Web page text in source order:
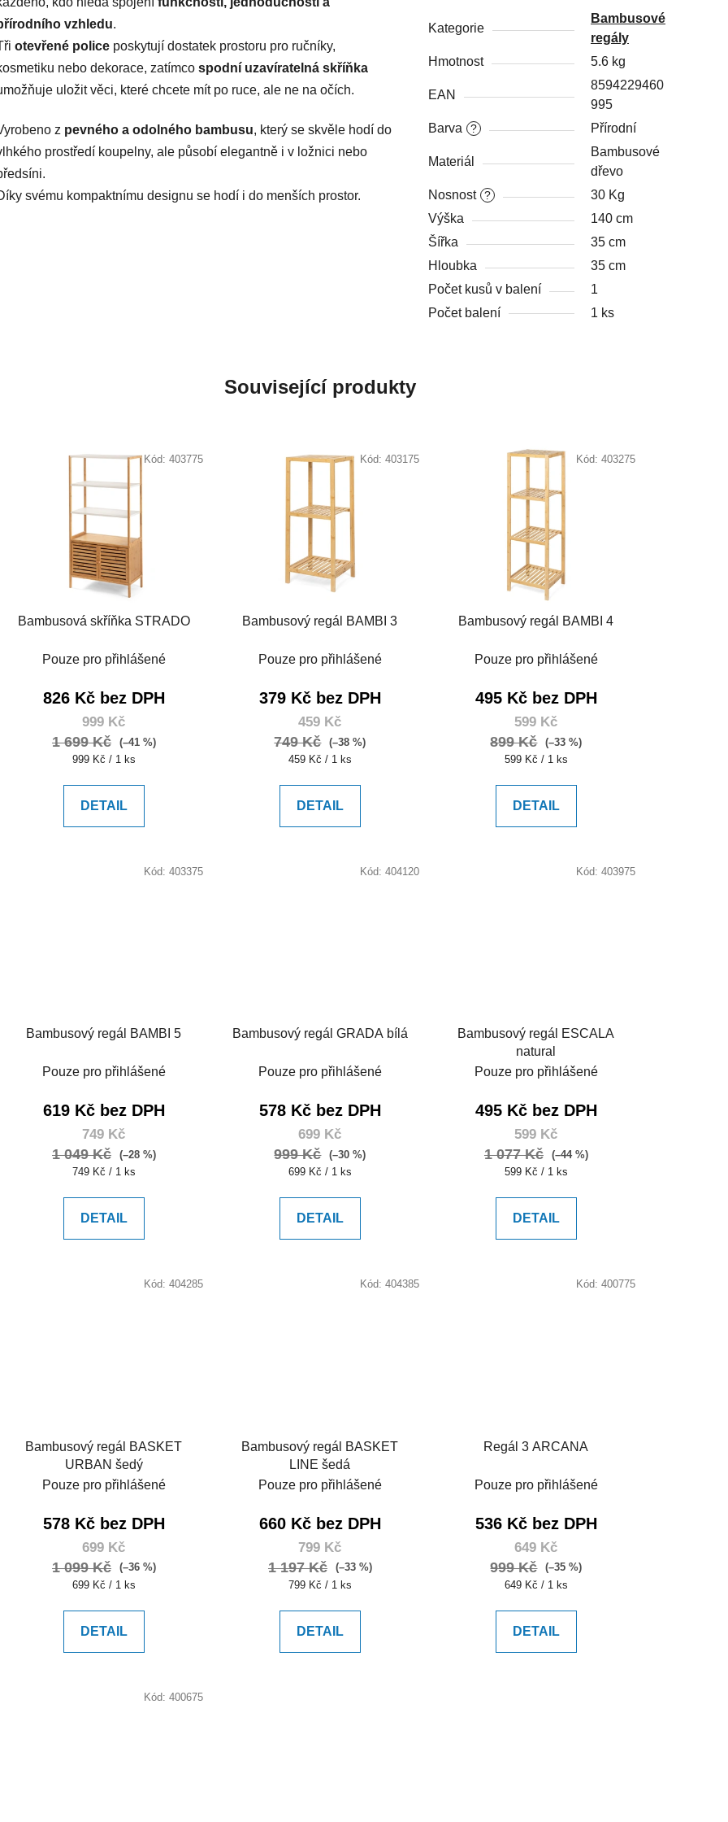
vzhledu.
otevřené police poskytují dostatek prostoru pro ručníky,
nebo dekorace, zatímco spodní uzavíratelná skříňka
uložit věci, které chcete mít po ruce, ale ne na očích.
z pevného a odolného bambusu, který se skvěle hodí do
prostředí koupelny, ale působí elegantně i v ložnici nebo
svému kompaktnímu designu se hodí i do menších prostor.
Kategorie
Bambusové
regály
Hmotnost
5.6 kg
EAN
8594229460
995
?
Barva Přírodní
Materiál
Bambusové
dřevo
?
Nosnost
30 Kg
Výška
140 cm
Šířka
35 cm
Hloubka
35 cm
Počet kusů v balení
1
Počet balení
1 ks
Související produkty
Bambusová skříňka STRADO
Pouze pro přihlášené
826 Kč bez DPH
999 Kč
1 699 Kč
(–41 %)
Měrná
999 Kč / 1 ks
DETAIL
Kód: 403775
Bambusový regál BAMBI 3
Pouze pro přihlášené
379 Kč bez DPH
459 Kč
749 Kč
(–38 %)
Měrná
459 Kč / 1 ks
DETAIL
Kód: 403175
Bambusový regál BAMBI 4
Pouze pro přihlášené
495 Kč bez DPH
599 Kč
899 Kč
(–33 %)
Měrná
599 Kč / 1 ks
DETAIL
Kód: 403275
Bambusový regál BAMBI 5
Pouze pro přihlášené
619 Kč bez DPH
749 Kč
1 049 Kč
(–28 %)
Měrná
749 Kč / 1 ks
DETAIL
Kód: 403375
Bambusový regál GRADA bílá
Pouze pro přihlášené
578 Kč bez DPH
699 Kč
999 Kč
(–30 %)
Měrná
699 Kč / 1 ks
DETAIL
Kód: 404120
Bambusový regál ESCALA
natural
Pouze pro přihlášené
495 Kč bez DPH
599 Kč
1 077 Kč
(–44 %)
Měrná
599 Kč / 1 ks
DETAIL
Kód: 403975
Bambusový regál BASKET
URBAN šedý
Pouze pro přihlášené
578 Kč bez DPH
699 Kč
1 099 Kč
(–36 %)
Měrná
699 Kč / 1 ks
DETAIL
Kód: 404285
Bambusový regál BASKET
LINE šedá
Pouze pro přihlášené
660 Kč bez DPH
799 Kč
1 197 Kč
(–33 %)
Měrná
799 Kč / 1 ks
DETAIL
Kód: 404385
Regál 3 ARCANA
Pouze pro přihlášené
536 Kč bez DPH
649 Kč
999 Kč
(–35 %)
Měrná
649 Kč / 1 ks
DETAIL
Kód: 400775
Kód: 400675